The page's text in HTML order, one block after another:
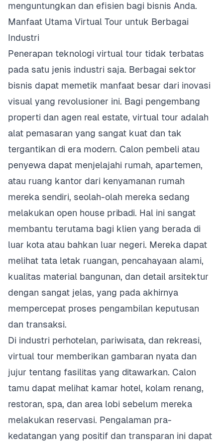
menguntungkan dan efisien bagi bisnis Anda.
Manfaat Utama Virtual Tour untuk Berbagai
Industri
Penerapan teknologi virtual tour tidak terbatas
pada satu jenis industri saja. Berbagai sektor
bisnis dapat memetik manfaat besar dari inovasi
visual yang revolusioner ini. Bagi pengembang
properti dan agen real estate, virtual tour adalah
alat pemasaran yang sangat kuat dan tak
tergantikan di era modern. Calon pembeli atau
penyewa dapat menjelajahi rumah, apartemen,
atau ruang kantor dari kenyamanan rumah
mereka sendiri, seolah-olah mereka sedang
melakukan open house pribadi. Hal ini sangat
membantu terutama bagi klien yang berada di
luar kota atau bahkan luar negeri. Mereka dapat
melihat tata letak ruangan, pencahayaan alami,
kualitas material bangunan, dan detail arsitektur
dengan sangat jelas, yang pada akhirnya
mempercepat proses pengambilan keputusan
dan transaksi.
Di industri perhotelan, pariwisata, dan rekreasi,
virtual tour memberikan gambaran nyata dan
jujur tentang fasilitas yang ditawarkan. Calon
tamu dapat melihat kamar hotel, kolam renang,
restoran, spa, dan area lobi sebelum mereka
melakukan reservasi. Pengalaman pra-
kedatangan yang positif dan transparan ini dapat